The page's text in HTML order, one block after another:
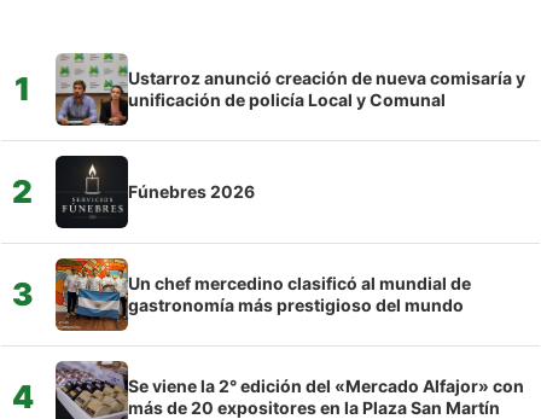
1
Ustarroz anunció creación de nueva comisaría y
unificación de policía Local y Comunal
2 Fúnebres 2026
3
Un chef mercedino clasificó al mundial de
gastronomía más prestigioso del mundo
4
Se viene la 2° edición del «Mercado Alfajor» con
más de 20 expositores en la Plaza San Martín